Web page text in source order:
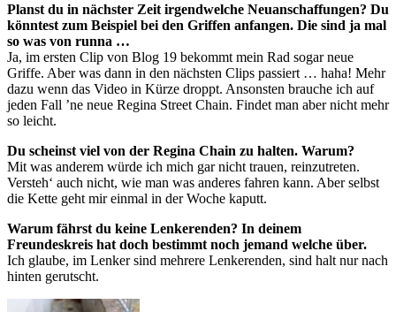
Planst du in nächster Zeit irgendwelche Neuanschaffungen? Du
könntest zum Beispiel bei den Griffen anfangen. Die sind ja mal
so was von runna …
Ja, im ersten Clip von Blog 19 bekommt mein Rad sogar neue
Griffe. Aber was dann in den nächsten Clips passiert … haha! Mehr
dazu wenn das Video in Kürze droppt. Ansonsten brauche ich auf
jeden Fall ’ne neue Regina Street Chain. Findet man aber nicht mehr
so leicht.
Du scheinst viel von der Regina Chain zu halten. Warum?
Mit was anderem würde ich mich gar nicht trauen, reinzutreten.
Versteh‘ auch nicht, wie man was anderes fahren kann. Aber selbst
die Kette geht mir einmal in der Woche kaputt.
Warum fährst du keine Lenkerenden? In deinem
Freundeskreis hat doch bestimmt noch jemand welche über.
Ich glaube, im Lenker sind mehrere Lenkerenden, sind halt nur nach
hinten gerutscht.